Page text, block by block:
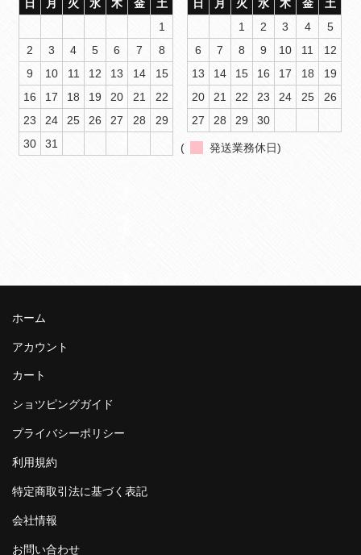
日
月 火 水 木 金
土
1
2
3 4 5 6 7
8
9
10 11 12 13 14
15
16
17 18 19 20 21
22
23
24 25 26 27 28
29
30
31
日
月 火 水 木 金
土
1
2 3 4
5
6
7 8 9 10 11
12
13
14 15 16 17 18
19
20
21 22 23 24 25
26
27
28 29 30
( 発送業務休日)
ホーム
アカウント
カート
ショツピングガイド
プライバシーポリシー
利用規約
特定商取引法に基づく表記
会社情報
お問い合わせ